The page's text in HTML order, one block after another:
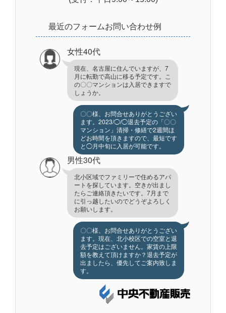
最近のフォームお問い合わせ例
女性40代
現在、名古屋に住んでいますが、7
月に転勤で高山に移る予定です。こ
の〇〇マンションは入居できますで
しょうか。
〇〇様、お問合せありがとうござい
ます。2023/◯/◯退去予定の「〇〇
マンション」清掃・修繕で2週間ほ
どお時間を頂きますので、最短です
と◯月中旬に入居が可能です。
男性30代
北小区域でファミリーで住めるアパ
ートを探しています。空きが出まし
たらご連絡頂きたいです。7月まで
に引っ越したいのでどうぞよろしく
お願いします。
〇〇様、お問合せありがとうござい
ます。現在、北小校区での空室と退
去予定はございません。家賃の上限
額を教えて頂けますか？退去予定が
出ましたら、優先してご案内致しま
す。